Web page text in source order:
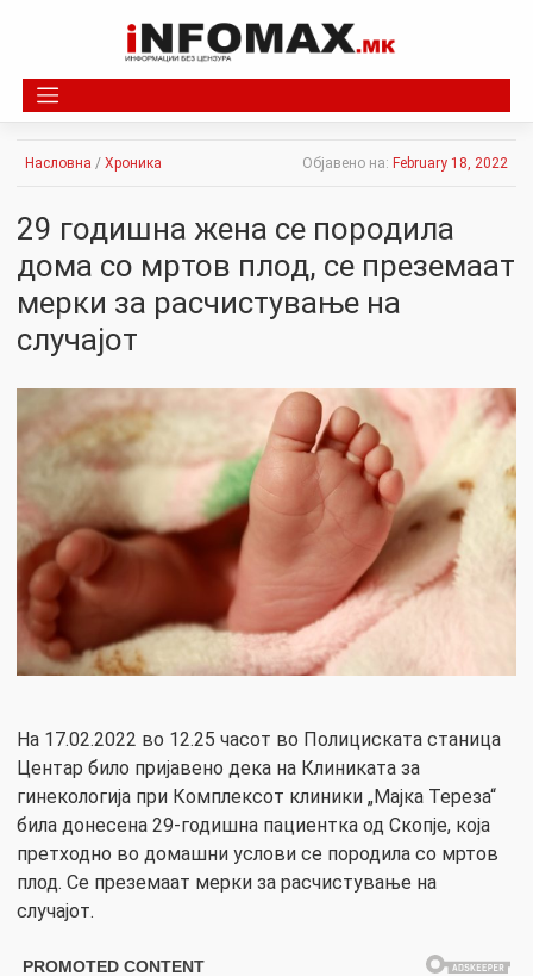
Насловна / Хроника Објавено на: February 18, 2022
29 годишна жена се породила
дома со мpтов плод, се преземаат
мерки за расчистување на
случајот
На 17.02.2022 во 12.25 часот во Полициската станица
Центар било пријавено дека на Клиниката за
гинекологија при Комплексот клиники „Мајка Тереза“
била донесена 29-годишна пациентка од Скопје, која
претходно во домашни услови се породила со мртов
плод. Се преземаат мерки за расчистување на
случајот.